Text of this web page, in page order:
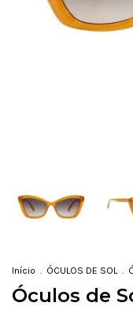
Início . ÓCULOS DE SOL .
Óculos de